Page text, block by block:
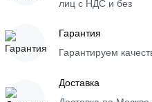
лиц с НДС и без
Гарантия
Гарантируем
Доставка